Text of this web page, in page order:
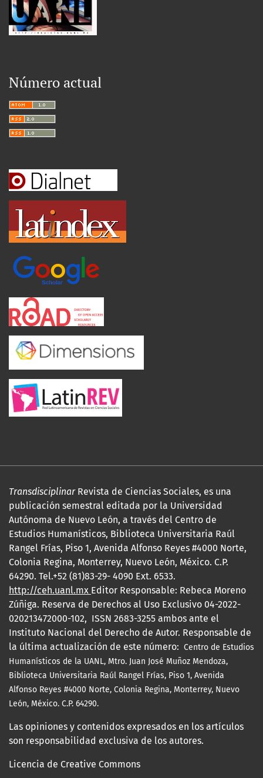
Número actual
TransdisciplinarRevista de Ciencias Sociales, es una
publicación semestral editada por la Universidad
Autónoma de Nuevo León, a través del Centro de
Estudios Humanísticos, Biblioteca Universitaria Raúl
Rangel Frías, Piso 1, Avenida Alfonso Reyes #4000 Norte,
Colonia Regina, Monterrey, Nuevo León, México. C.P.
64290. Tel.+52 (81)83-29- 4090 Ext. 6533.
http://ceh.uanl.mx Editor Responsable: Rebeca Moreno
Zúñiga. Reserva de Derechos al Uso Exclusivo 04-2022-
020213472000-102, ISSN 2683-3255 ambos ante el
Instituto Nacional del Derecho de Autor. Responsable de
la última actualización de este número: Centro de Estudios
Humanísticos de la UANL, Mtro. Juan José Muñoz Mendoza,
Biblioteca Universitaria Raúl Rangel Frías, Piso 1, Avenida
Alfonso Reyes #4000 Norte, Colonia Regina, Monterrey, Nuevo
León, México. C.P. 64290.
Las opiniones y contenidos expresados en los artículos
son responsabilidad exclusiva de los autores.
Licencia de Creative Commons